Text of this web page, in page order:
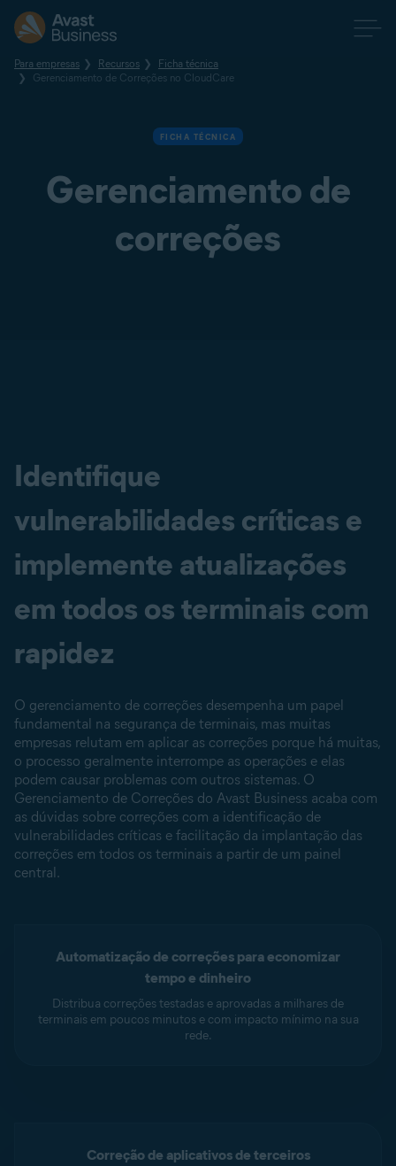
Para empresas Recursos
Ficha técnica
Gerenciamento de Correções no CloudCare
FICHA TÉCNICA
Gerenciamento de
correções
Identifique
vulnerabilidades críticas e
implemente atualizações
em todos os terminais com
rapidez
O gerenciamento de correções desempenha um papel
fundamental na segurança de terminais, mas muitas
empresas relutam em aplicar as correções porque há muitas,
o processo geralmente interrompe as operações e elas
podem causar problemas com outros sistemas. O
Gerenciamento de Correções do Avast Business acaba com
as dúvidas sobre correções com a identificação de
vulnerabilidades críticas e facilitação da implantação das
correções em todos os terminais a partir de um painel
central.
Automatização de correções para economizar
tempo e dinheiro
Distribua correções testadas e aprovadas a milhares de
terminais em poucos minutos e com impacto mínimo na sua
rede.
Correção de aplicativos de terceiros